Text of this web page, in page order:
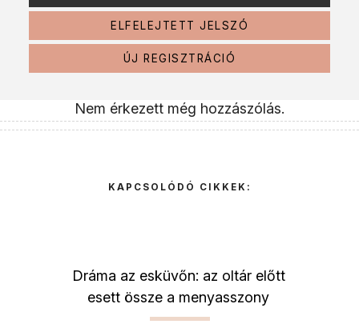
ELFELEJTETT JELSZÓ
ÚJ REGISZTRÁCIÓ
Nem érkezett még hozzászólás.
KAPCSOLÓDÓ CIKKEK:
Dráma az esküvőn: az oltár előtt
esett össze a menyasszony